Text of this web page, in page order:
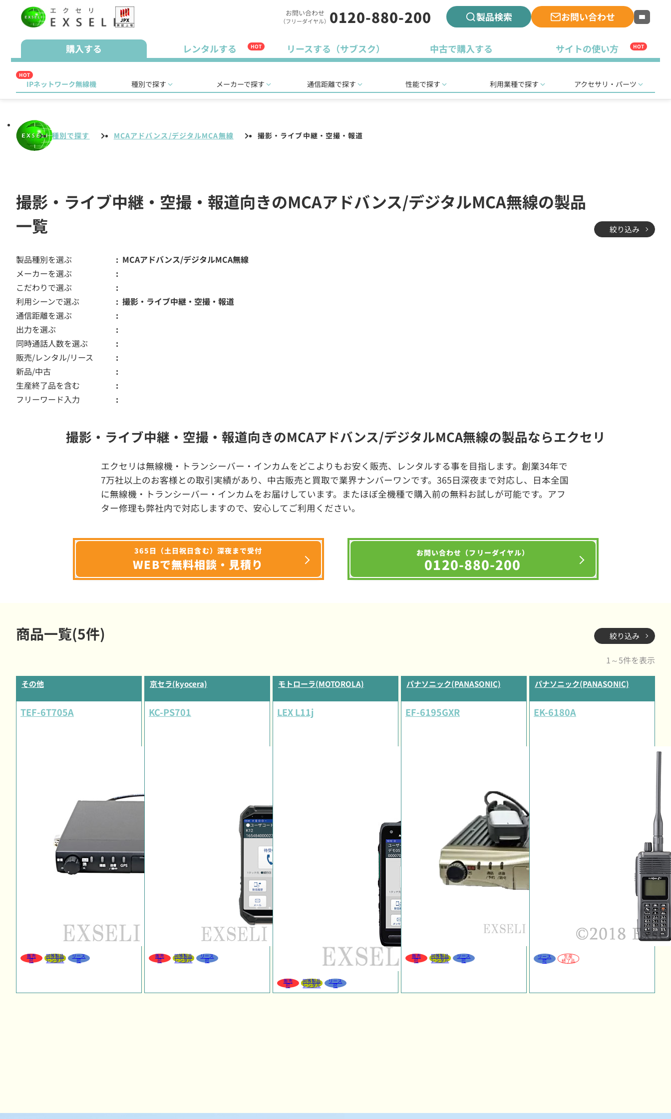
お問い合わせ
（フリーダイヤル） 0120-880-200 製品検索 お問い合わせ
購入する レンタルする HOT リースする（サブスク） 中古で購入する サイトの使い方 HOT
HOT
IPネットワーク無線機 種別で探す メーカーで探す 通信距離で探す 性能で探す 利用業種で探す アクセサリ・パーツ
種別で探す MCAアドバンス/デジタルMCA無線 撮影・ライブ中継・空撮・報道
撮影・ライブ中継・空撮・報道向きのMCAアドバンス/デジタルMCA無線の製品
一覧
絞り込み
製品種別を選ぶ
MCAアドバンス/デジタルMCA無線
メーカーを選ぶ
こだわりで選ぶ
利用シーンで選ぶ
撮影・ライブ中継・空撮・報道
通信距離を選ぶ
出力を選ぶ
同時通話人数を選ぶ
販売/レンタル/リース
新品/中古
生産終了品を含む
フリーワード入力
撮影・ライブ中継・空撮・報道向きのMCAアドバンス/デジタルMCA無線の製品ならエクセリ
エクセリは無線機・トランシーバー・インカムをどこよりもお安く販売、レンタルする事を目指します。創業34年で
7万社以上のお客様との取引実績があり、中古販売と買取で業界ナンバーワンです。365日深夜まで対応し、日本全国
に無線機・トランシーバー・インカムをお届けしています。またほぼ全機種で購入前の無料お試しが可能です。アフ
ター修理も弊社内で対応しますので、安心してご利用ください。
365日（土日祝日含む）深夜まで受付
WEBで無料相談・見積り
お問い合わせ（フリーダイヤル）
0120-880-200
商品一覧(5件) 絞り込み
1～5件を表示
その他
TEF-6T705A
販売
可
同等製品
レンタル
リース
可
京セラ(kyocera)
KC-PS701
販売
可
同等製品
レンタル
リース
可
モトローラ(MOTOROLA)
LEX L11j
販売
可
同等製品
レンタル
リース
可
パナソニック(PANASONIC)
EF-6195GXR
販売
可
同等製品
レンタル
リース
可
パナソニック(PANASONIC)
EK-6180A
リース
可
生産
終了品